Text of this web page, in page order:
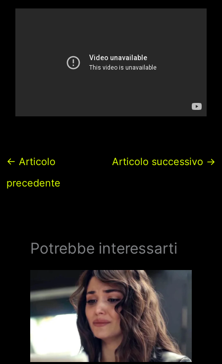
← Articolo
precedente
Articolo successivo →
Potrebbe interessarti